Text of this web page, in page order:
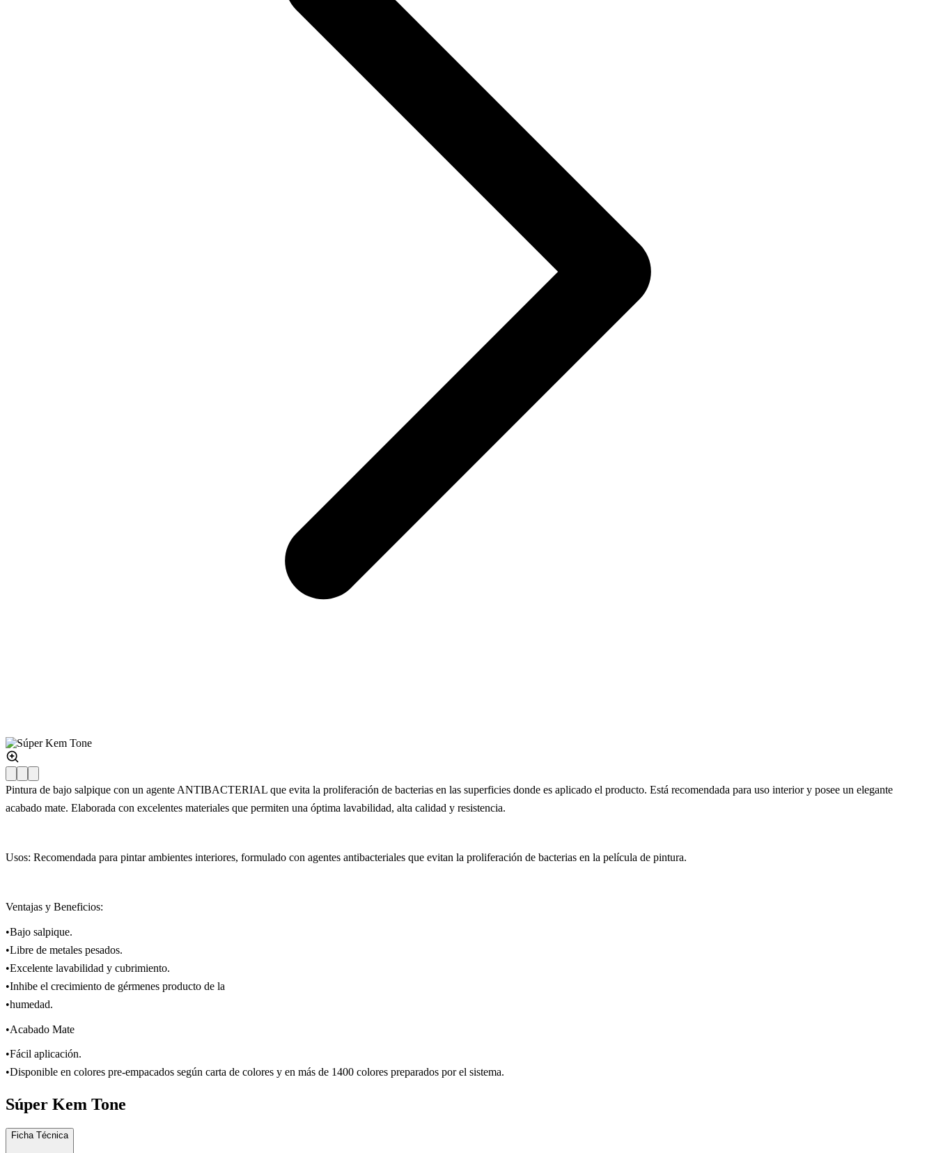
Pintura de bajo salpique con un agente ANTIBACTERIAL que evita la proliferación de bacterias en las superficies donde es aplicado el producto. Está recomendada para uso interior y posee un elegante
acabado mate. Elaborada con excelentes materiales que permiten una óptima lavabilidad, alta calidad y resistencia.
Usos: Recomendada para pintar ambientes interiores, formulado con agentes antibacteriales que evitan la proliferación de bacterias en la película de pintura.
Ventajas y Beneficios:
•Bajo salpique.
•Libre de metales pesados.
•Excelente lavabilidad y cubrimiento.
•Inhibe el crecimiento de gérmenes producto de la
•humedad.
•Acabado Mate
•Fácil aplicación.
•Disponible en colores pre-empacados según carta de colores y en más de 1400 colores preparados por el sistema.
Súper Kem Tone
Ficha Técnica